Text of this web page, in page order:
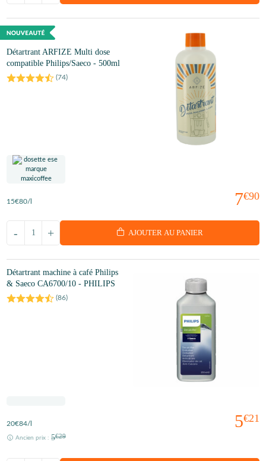
Détartrant ARFIZE Multi dose
compatible Philips/Saeco - 500ml
(74)
7€90
15€80/l
+
- AJOUTER AU PANIER
Détartrant machine à café Philips
& Saeco CA6700/10 - PHILIPS
(86)
5€21
20€84/l
Ancien prix : 5€29